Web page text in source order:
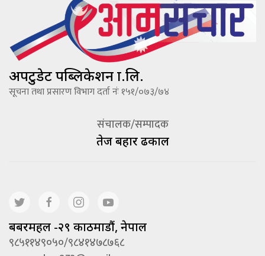
अपटुडेट पब्लिकेशन प्रा.लि.
सूचना तथा प्रसारण विभाग दर्ता नंः १५१/०७३/७४
संचालक/सम्पादक
तेज बहादूर ढकाल
बबरमहल -२९ काठमाडौं, नेपाल
९८५११४९०५०/९८४१४७८७६८